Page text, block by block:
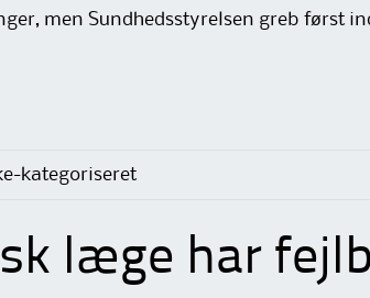
men Sundhedsstyrelsen greb først
kategoriseret
læge har